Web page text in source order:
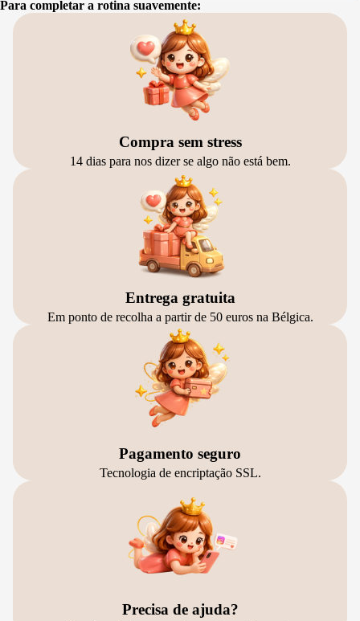
Para completar a rotina suavemente:
Compra sem stress
14 dias para nos dizer se algo não está bem.
Entrega gratuita
Em ponto de recolha a partir de 50 euros na Bélgica.
Pagamento seguro
Tecnologia de encriptação SSL.
Precisa de ajuda?